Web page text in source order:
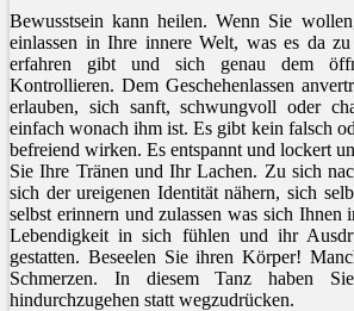
Bewusstsein kann heilen. Wenn Sie
einlassen in Ihre innere Welt, was es da
erfahren gibt und sich genau dem
Kontrollieren. Dem Geschehenlassen
erlauben, sich sanft, schwungvoll oder
einfach wonach ihm ist. Es gibt kein falsch
befreiend wirken. Es entspannt und lockert
Sie Ihre Tränen und Ihr Lachen. Zu sich
sich der ureigenen Identität nähern, sich
selbst erinnern und zulassen was sich
Lebendigkeit in sich fühlen und ihr
gestatten. Beseelen Sie ihren Körper!
Schmerzen. In diesem Tanz haben
hindurchzugehen statt wegzudrücken.